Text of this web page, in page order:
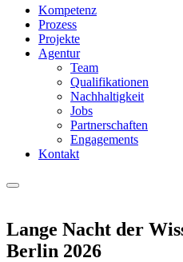
Kompetenz
Prozess
Projekte
Agentur
Team
Qualifikationen
Nachhaltigkeit
Jobs
Partnerschaften
Engagements
Kontakt
Lange Nacht der
Berlin 2026